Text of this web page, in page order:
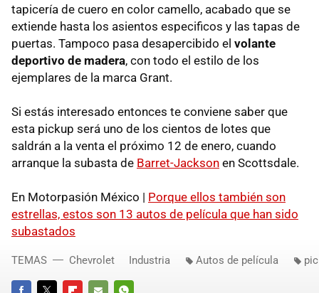
tapicería de cuero en color camello, acabado que se
extiende hasta los asientos especificos y las tapas de
puertas. Tampoco pasa desapercibido el volante
deportivo de madera, con todo el estilo de los
ejemplares de la marca Grant.
Si estás interesado entonces te conviene saber que
esta pickup será uno de los cientos de lotes que
saldrán a la venta el próximo 12 de enero, cuando
arranque la subasta de Barret-Jackson en Scottsdale.
En Motorpasión México | Porque ellos también son
estrellas, estos son 13 autos de película que han sido
subastados
TEMAS Chevrolet Industria Autos de película